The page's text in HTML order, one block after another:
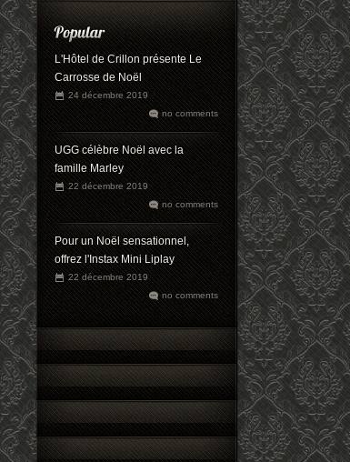
L'Hôtel de Crillon présente Le
Carrosse de Noël
24 décembre 2019
no comments
UGG célèbre Noël avec la
famille Marley
22 décembre 2019
no comments
Pour un Noël sensationnel,
offrez l'Instax Mini Liplay
22 décembre 2019
no comments